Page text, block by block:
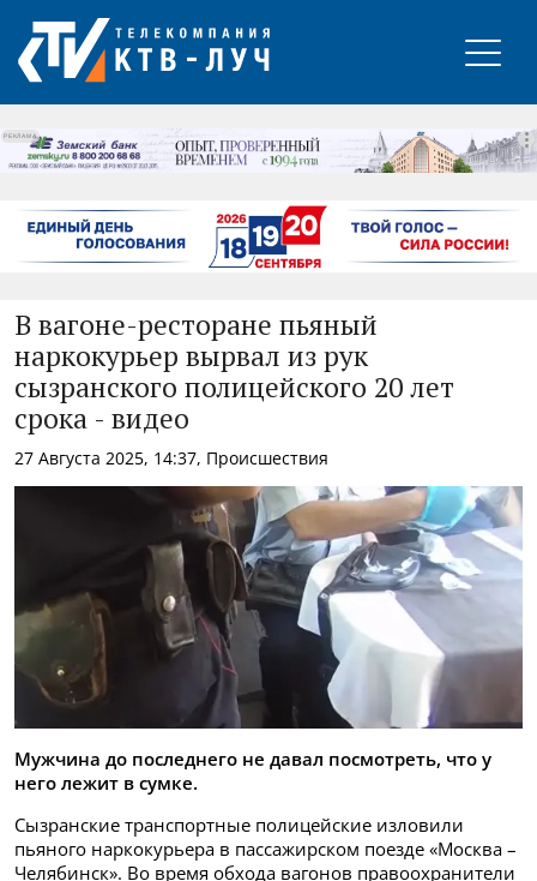
РЕКЛАМА
В вагоне-ресторане пьяный
наркокурьер вырвал из рук
сызранского полицейского 20 лет
срока - видео
27 Августа 2025, 14:37, Происшествия
Мужчина до последнего не давал посмотреть, что у
него лежит в сумке.
Сызранские транспортные полицейские изловили
пьяного наркокурьера в пассажирском поезде «Москва –
Челябинск». Во время обхода вагонов правоохранители